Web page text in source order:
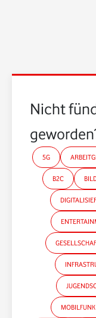
Nicht
5G
B2C
MOBILFUNK